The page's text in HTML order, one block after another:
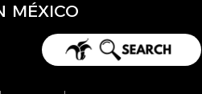
MÉXICO